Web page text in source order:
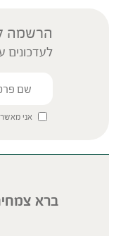
הרשמה
לעדכונים
אני
ברא